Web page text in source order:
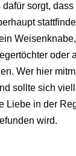
sorgt,
oder
Wer hier
sollte sich
Liebe in der
wird.